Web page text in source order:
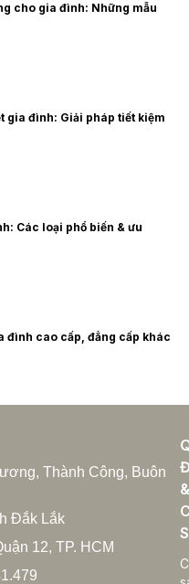
cho gia đình: Những mẫu
gia đình: Giải pháp tiết kiệm
Các loại phổ biến & ưu
đình cao cấp, đẳng cấp khác
đình hiện đại năm 2025
gia đình hợp phong thủy
Thành Công, Buôn
Đắk Lắk
12, TP. HCM
&